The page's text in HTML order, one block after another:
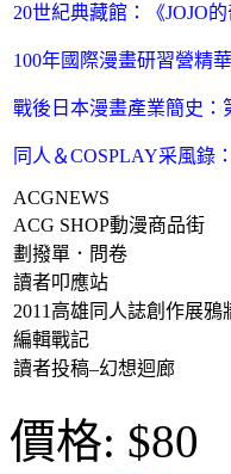
20世紀典藏館：《JOJO
100年國際漫畫研習營精
戰後日本漫畫產業簡史：
同人＆COSPLAY采風錄
ACGNEWS
ACG SHOP動漫商品街
劃撥單．問卷
讀者叩應站
2011高雄同人誌創作展鴉
編輯戰記
讀者投稿–幻想迴廊
價格: $80